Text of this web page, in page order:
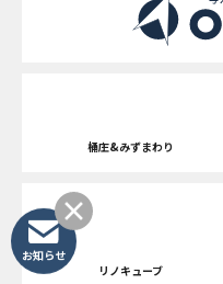
桶庄&みずまわり
リノキューブ
お知らせ